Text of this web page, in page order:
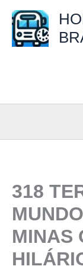
para
318
MINAS